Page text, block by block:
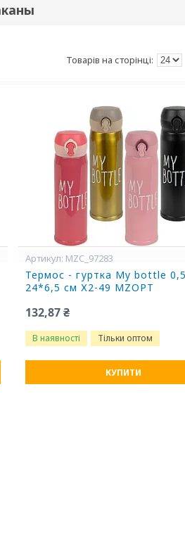
MZC_97283
Термос - гуртка My bottle 0,5
24*6,5 см Х2-49 MZOPT
132,87 ₴
В наявності Тільки оптом
КУПИТИ